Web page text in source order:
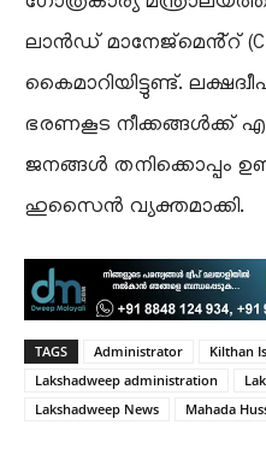
ലാൻഡ് മാനേജ്മെൻ്റ്
കൈമാറിയിട്ടുണ്ട്.
ഭരണകൂട നീക്കങ്ങൾക്ക്
ജനങ്ങൾ തനിക്കൊപ്പം
ഹുസൈൻ വ്യക്തമാക്കി.
TAGS Administrator
Kilthan
Lakshadweep administration
Lakshadweep News
Mahada